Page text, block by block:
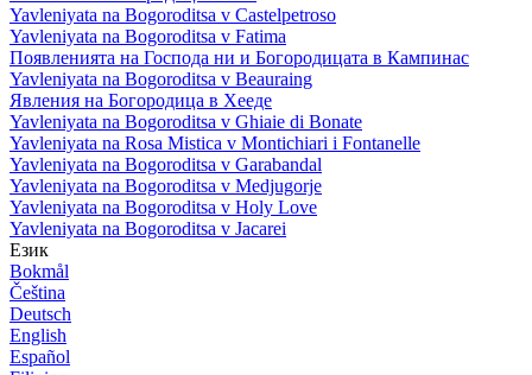
Yavleniyata na Bogoroditsa v Castelpetroso
Yavleniyata na Bogoroditsa v Fatima
Появленията на Господа ни и Богородицата в Кампинас
Yavleniyata na Bogoroditsa v Beauraing
Явления на Богородица в Хееде
Yavleniyata na Bogoroditsa v Ghiaie di Bonate
Yavleniyata na Rosa Mistica v Montichiari i Fontanelle
Yavleniyata na Bogoroditsa v Garabandal
Yavleniyata na Bogoroditsa v Medjugorje
Yavleniyata na Bogoroditsa v Holy Love
Yavleniyata na Bogoroditsa v Jacarei
Език
Bokmål
Čeština
Deutsch
English
Español